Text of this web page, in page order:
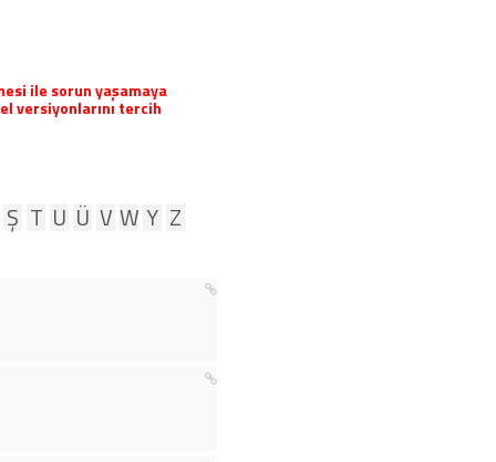
ile sorun yaşamaya
versiyonlarını tercih
Ş T U Ü V W Y Z